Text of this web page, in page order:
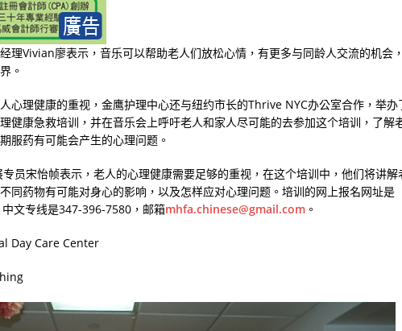
理Vivian廖表示，音乐可以帮助老人们放松心情，有更多与同龄人交流的机会，
。
心理健康的重视，金鹰护理中心还与纽约市长的Thrive NYC办公室合作，举办
健康急救培训，并在音乐会上呼吁老人和家人尽可能的去参加这个培训，了解
服药有可能会产生的心理问题。
员宋怡帧表示，老人的心理健康需要足够的重视，在这个培训中，他们将讲解
同药物有可能对身心的影响，以及怎样应对心理问题。培训的网上报名网址是
中文专线是347-396-7580 ，邮箱mhfa.chinese@gmail.com 。
Day Care Center